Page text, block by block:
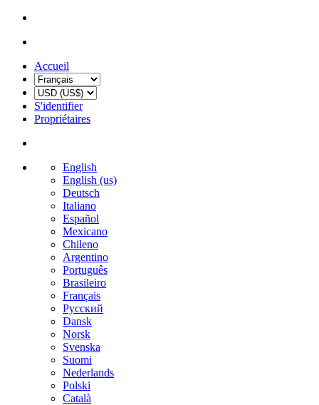
Accueil
S'identifier
Propriétaires
English
English (us)
Deutsch
Italiano
Español
Mexicano
Chileno
Argentino
Português
Brasileiro
Français
Русский
Dansk
Norsk
Svenska
Suomi
Nederlands
Polski
Català